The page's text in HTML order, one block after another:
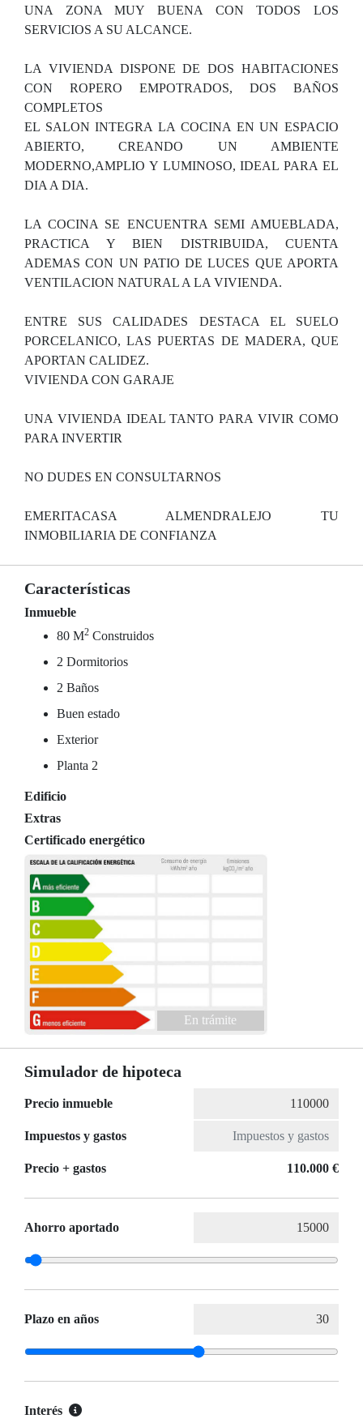
UNA ZONA MUY BUENA CON TODOS LOS
SERVICIOS A SU ALCANCE.
LA VIVIENDA DISPONE DE DOS HABITACIONES
CON ROPERO EMPOTRADOS, DOS BAÑOS
COMPLETOS
EL SALON INTEGRA LA COCINA EN UN ESPACIO
ABIERTO, CREANDO UN AMBIENTE
MODERNO,AMPLIO Y LUMINOSO, IDEAL PARA EL
DIA A DIA.
LA COCINA SE ENCUENTRA SEMI AMUEBLADA,
PRACTICA Y BIEN DISTRIBUIDA, CUENTA
ADEMAS CON UN PATIO DE LUCES QUE APORTA
VENTILACION NATURAL A LA VIVIENDA.
ENTRE SUS CALIDADES DESTACA EL SUELO
PORCELANICO, LAS PUERTAS DE MADERA, QUE
APORTAN CALIDEZ.
VIVIENDA CON GARAJE
UNA VIVIENDA IDEAL TANTO PARA VIVIR COMO
PARA INVERTIR
NO DUDES EN CONSULTARNOS
EMERITACASA ALMENDRALEJO TU
INMOBILIARIA DE CONFIANZA
Características
Inmueble
80 M2 Construidos
2 Dormitorios
2 Baños
Buen estado
Exterior
Planta 2
Edificio
Extras
Certificado energético
En trámite
Simulador de hipoteca
Precio inmueble
Impuestos y gastos
Precio + gastos 110.000 €
Ahorro aportado
Plazo en años
Interés